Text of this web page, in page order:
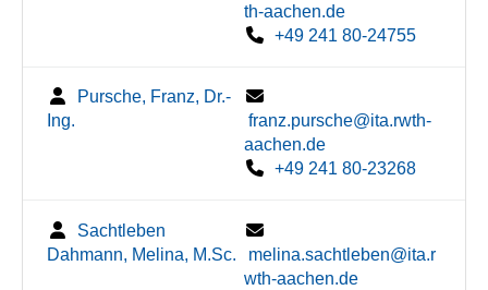
th-aachen.de
+49 241 80-24755
Pursche, Franz, Dr.-
Ing.
franz.pursche@ita.rwth-
aachen.de
+49 241 80-23268
Sachtleben
Dahmann, Melina, M.Sc.
melina.sachtleben@ita.r
wth-aachen.de